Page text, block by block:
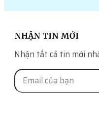
NHẬN TIN MỚI
Nhận tất cả tin mới